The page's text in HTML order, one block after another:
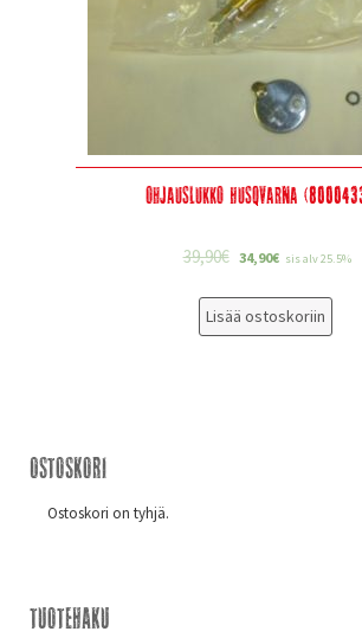
Ohjauslukko Husqvarna
39,90€ 34,90€ sis alv 25.5%
Lisää ostoskoriin
Ostoskori
Ostoskori on tyhjä.
Tuotehaku